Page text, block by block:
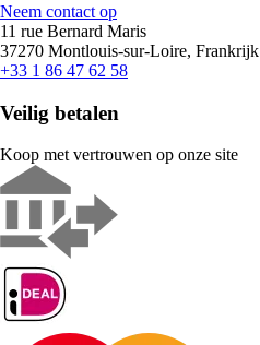
Neem contact op
11 rue Bernard Maris
37270 Montlouis-sur-Loire, Frankrijk
+33 1 86 47 62 58
Veilig betalen
Koop met vertrouwen op onze site